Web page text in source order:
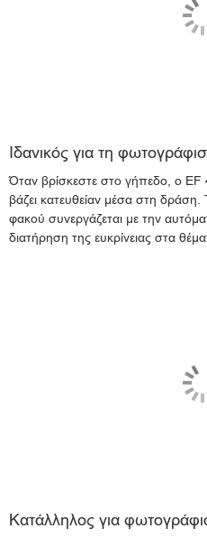
Ιδανικός για τη
Όταν βρίσκεστε στο γήπεδο, ο
βάζει κατευθείαν μέσα στη
φακού συνεργάζεται με την
διατήρηση της ευκρίνειας στα
Κατάλληλος για